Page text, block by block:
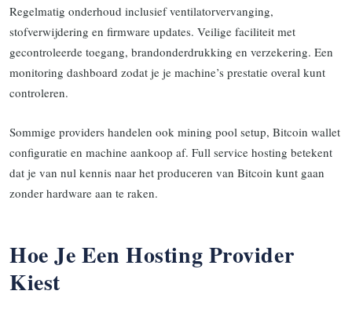
Regelmatig onderhoud inclusief ventilatorvervanging,
stofverwijdering en firmware updates. Veilige faciliteit met
gecontroleerde toegang, brandonderdrukking en verzekering. Een
monitoring dashboard zodat je je machine’s prestatie overal kunt
controleren.
Sommige providers handelen ook mining pool setup, Bitcoin wallet
configuratie en machine aankoop af. Full service hosting betekent
dat je van nul kennis naar het produceren van Bitcoin kunt gaan
zonder hardware aan te raken.
Hoe Je Een Hosting Provider
Kiest